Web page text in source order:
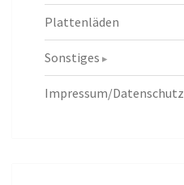
Plattenläden
Sonstiges
Impressum/Datenschutz